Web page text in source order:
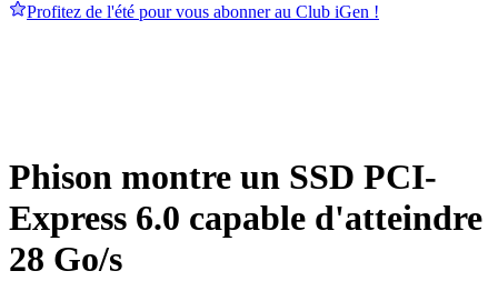
Profitez de l'été pour vous abonner au Club iGen !
Phison montre un SSD PCI-
Express 6.0 capable d'atteindre
28 Go/s